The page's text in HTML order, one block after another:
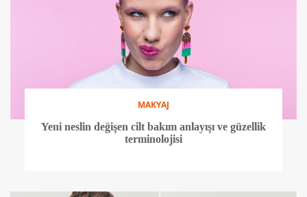
MAKYAJ
Yeni neslin değişen cilt bakım anlayışı ve güzellik
terminolojisi